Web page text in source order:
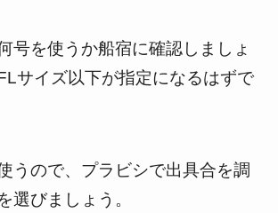
号を使うか船宿に確認しましょ
サイズ以下が指定になるはずで
うので、プラビシで出具合を調
選びましょう。